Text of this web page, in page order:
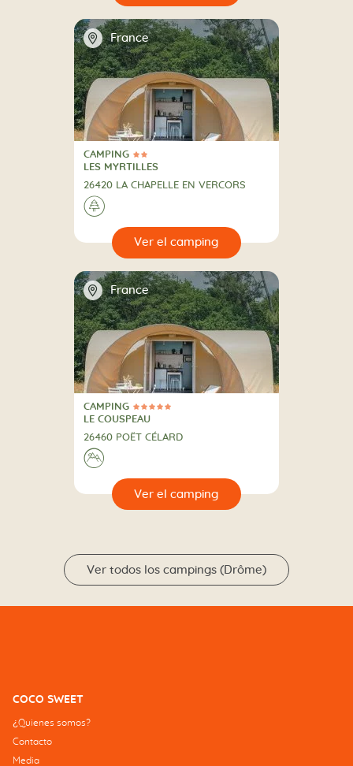
📍 France
2 Estrellas
CAMPING
CAMPING
LES MYRTILLES
26420 LA CHAPELLE EN VERCORS
🌲
📍 France
5 Estrellas
CAMPING
CAMPING
LE COUSPEAU
26460 POËT CÉLARD
⛰
Ver todos los campings (Drôme)
COCO SWEET
¿Quienes somos?
Contacto
Media